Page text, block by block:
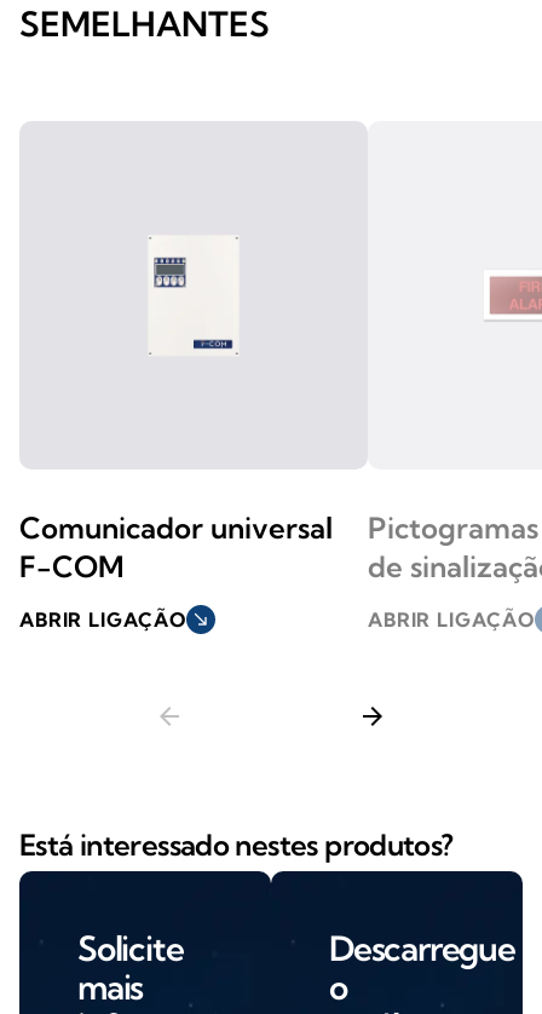
SEMELHANTES
Comunicador universal
F-COM
ABRIR LIGAÇÃO south_east
de
ABRIR LIGAÇÃO
arrow_back arrow_forward
Está interessado nestes produtos?
Solicite
mais
Descarregue
o